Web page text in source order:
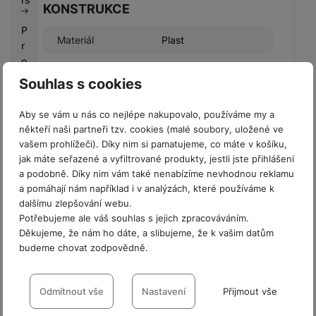
Souhlas s cookies
Aby se vám u nás co nejlépe nakupovalo, používáme my a
někteří naši partneři tzv. cookies (malé soubory, uložené ve
vašem prohlížeči). Díky nim si pamatujeme, co máte v košíku,
jak máte seřazené a vyfiltrované produkty, jestli jste přihlášeni
a podobně. Díky nim vám také nenabízíme nevhodnou reklamu
a pomáhají nám například i v analýzách, které používáme k
dalšímu zlepšování webu.
Potřebujeme ale váš souhlas s jejich zpracováváním.
Děkujeme, že nám ho dáte, a slibujeme, že k vašim datům
budeme chovat zodpovědně.
Nastavení souhlasů s kategoriemi
cookies
Odmítnout vše Nastavení Přijmout vše
P
r
o
fi
r
y
V
ý
k
u
p
n
í
KONSTRUKCE
Materiál Plast
BALENÍ
Hmotnost balení 90 g
Délka balení 7,5 CM
Šířka balení
Výška balení 1,9 CM
Hodnocení